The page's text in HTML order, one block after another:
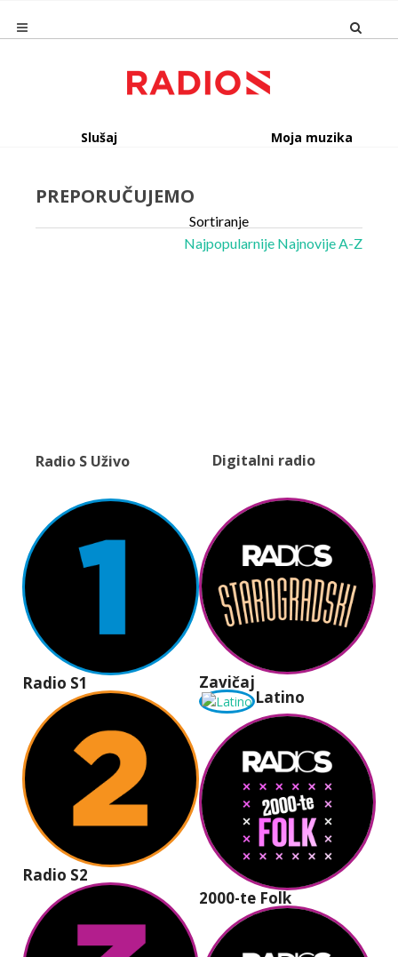
Slušaj Moja muzika
PREPORUČUJEMO
Sortiranje
Najpopularnije NajnovijeA-Z
Radio S Uživo
Radio S1
Radio S2
Digitalni radio
Zavičaj
Latino
2000-te Folk